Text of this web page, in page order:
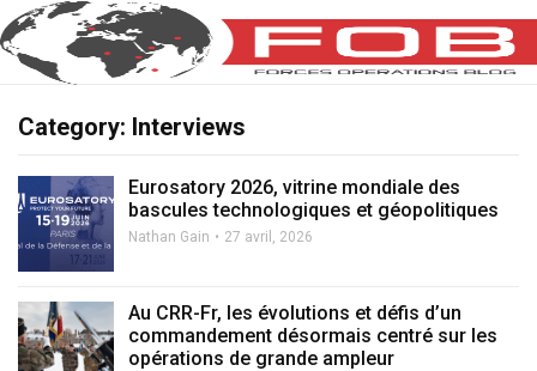
Category: Interviews
Eurosatory 2026, vitrine mondiale des
bascules technologiques et géopolitiques
Nathan Gain 27 avril, 2026
Au CRR-Fr, les évolutions et défis d’un
commandement désormais centré sur les
opérations de grande ampleur